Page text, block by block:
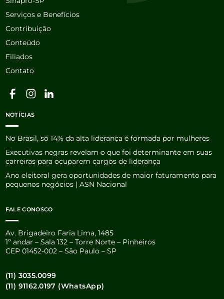
Serviços e Benefícios
Contribuição
Conteúdo
Filiados
Contato
NOTÍCIAS
No Brasil, só 14% da alta liderança é formada por mulheres
Executivas negras revelam o que foi determinante em suas
carreiras para ocuparem cargos de liderança
Ano eleitoral gera oportunidades de maior faturamento para
pequenos negócios | ASN Nacional
FALE CONOSCO
Av. Brigadeiro Faria Lima, 1485
1º andar – Sala 132 – Torre Norte – Pinheiros
CEP 01452-002 – São Paulo – SP
(11) 3035.0099
(11) 91162.0197 (WhatsApp)